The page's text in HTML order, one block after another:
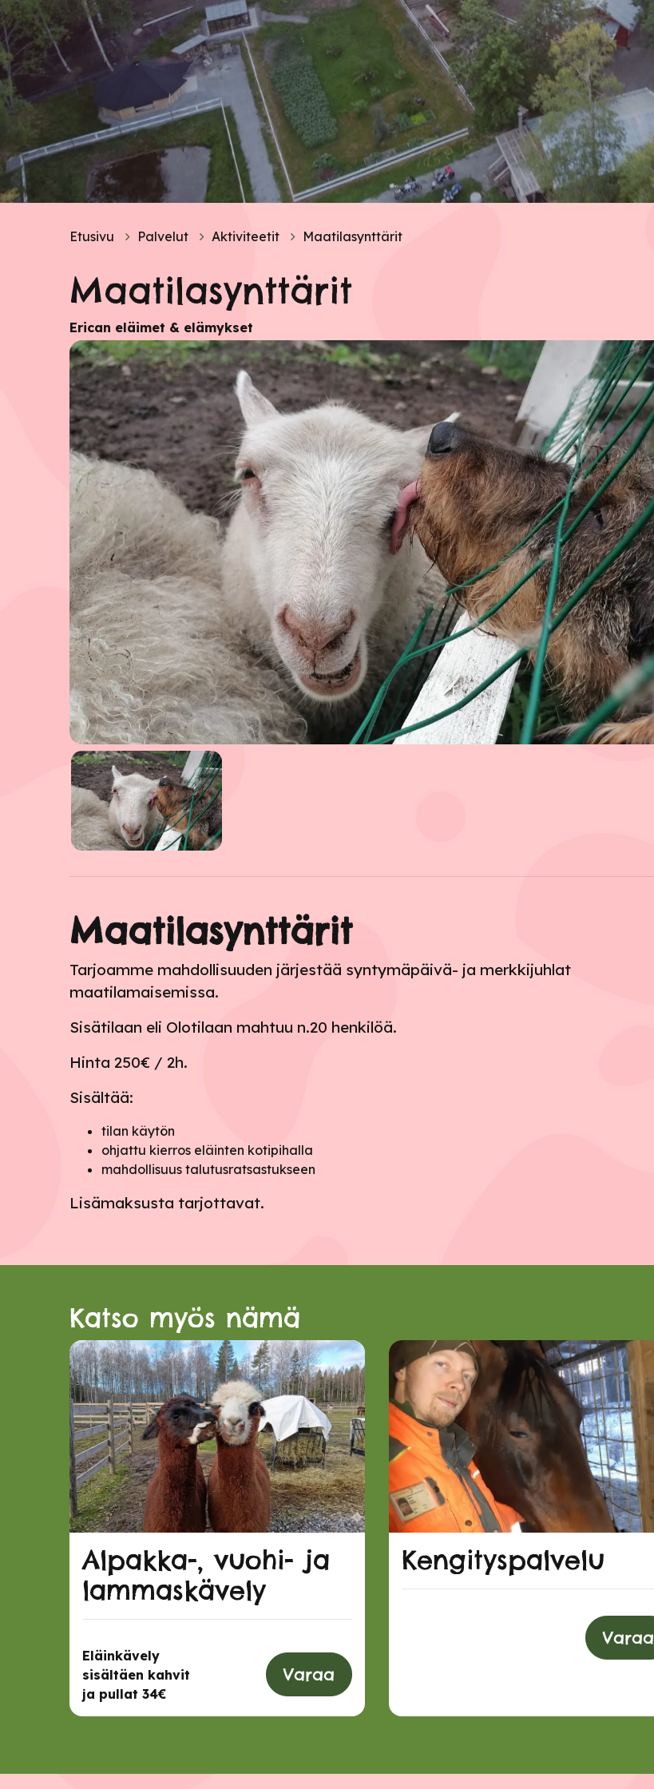
Etusivu Palvelut Aktiviteetit Maatilasynttärit
Maatilasynttärit
Erican eläimet & elämykset
Maatilasynttärit
Tarjoamme mahdollisuuden järjestää syntymäpäivä- ja merkkijuhlat
maatilamaisemissa.
Sisätilaan eli Olotilaan mahtuu n.20 henkilöä.
Hinta 250€ / 2h.
Sisältää:
tilan käytön
ohjattu kierros eläinten kotipihalla
mahdollisuus talutusratsastukseen
Lisämaksusta tarjottavat.
Katso myös nämä
Alpakka-, vuohi- ja
lammaskävely
Eläinkävely
sisältäen kahvit
ja pullat 34€
Varaa
Kengityspalvelu
Varaa